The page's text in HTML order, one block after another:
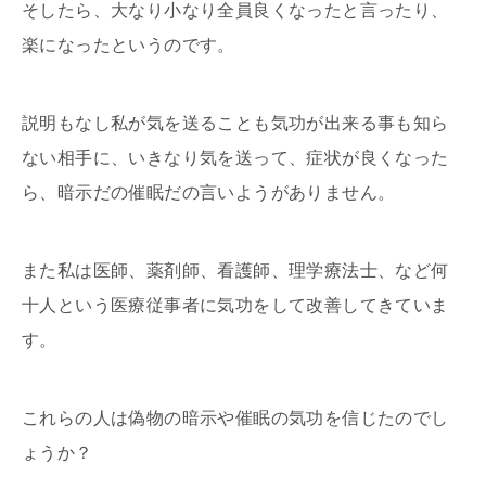
そしたら、大なり小なり全員良くなったと言ったり、
楽になったというのです。
説明もなし私が気を送ることも気功が出来る事も知ら
ない相手に、いきなり気を送って、症状が良くなった
ら、暗示だの催眠だの言いようがありません。
また私は医師、薬剤師、看護師、理学療法士、など何
十人という医療従事者に気功をして改善してきていま
す。
これらの人は偽物の暗示や催眠の気功を信じたのでし
ょうか？